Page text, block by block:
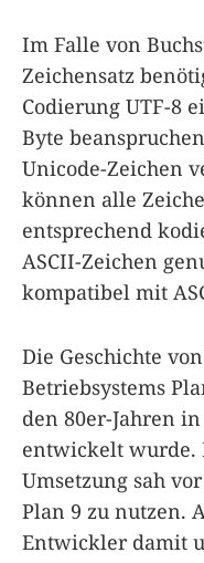
Im Falle von
Zeichensatz
Codierung UTF-8
Byte
Unicode-Zeichen
können alle
entsprechend
ASCII-Zeichen
kompatibel mit
Die Geschichte
Betriebsystems
den 80er-Jahren
entwickelt wurde.
Umsetzung sah
Plan 9 zu nutzen.
Entwickler damit